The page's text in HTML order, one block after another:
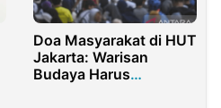
Doa Masyarakat di HUT
Jakarta: Warisan
Budaya Harus